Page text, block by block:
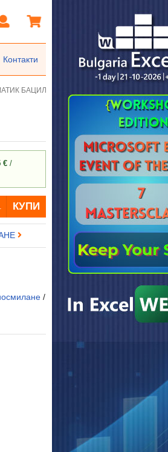
Контакти
БАЦИЛУС СУБТИЛИС капсули * 60
€ /
КУПИ
/